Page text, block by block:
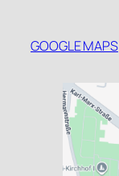
GOOGLE MAPS